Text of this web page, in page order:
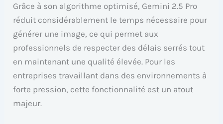
Grâce à son algorithme optimisé, Gemini 2.5 Pro
réduit considérablement le temps nécessaire pour
générer une image, ce qui permet aux
professionnels de respecter des délais serrés tout
en maintenant une qualité élevée. Pour les
entreprises travaillant dans des environnements à
forte pression, cette fonctionnalité est un atout
majeur.